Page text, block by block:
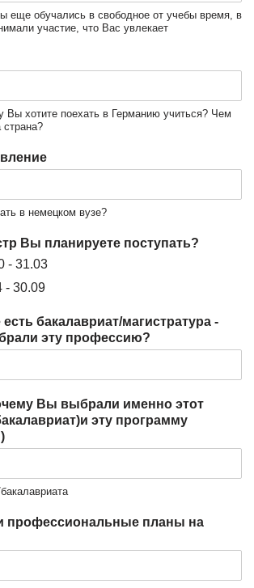
еще обучались в свободное от учебы время, в
участие, что Вас увлекает
Вы хотите поехать в Германию учиться? Чем
страна?
в немецком вузе?
Вы планируете поступать?
- 31.03
- 30.09
бакалавриат/магистратура -
эту профессию?
Вы выбрали именно этот
эту программу
профессиональные планы на